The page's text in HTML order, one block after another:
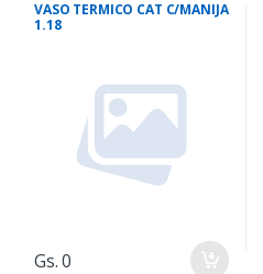
VASO TERMICO CAT C/MANIJA
1.18
Gs. 0